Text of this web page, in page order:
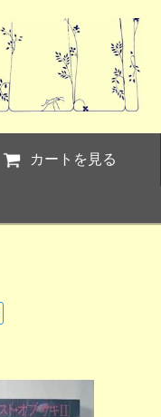
カートを見る